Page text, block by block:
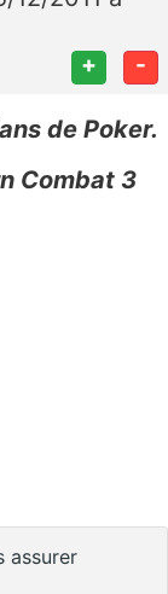
+ -
de Poker.
Combat 3
assurer